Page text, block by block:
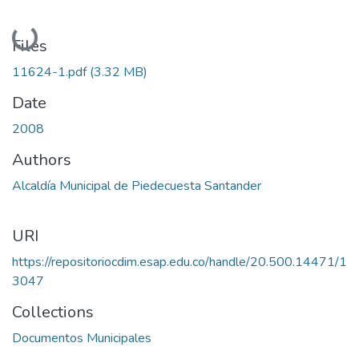
Loading...
Files
11624-1.pdf(3.32 MB)
Date
2008
Authors
Alcaldía Municipal de Piedecuesta Santander
URI
https://repositoriocdim.esap.edu.co/handle/20.500.14471/1
3047
Collections
Documentos Municipales